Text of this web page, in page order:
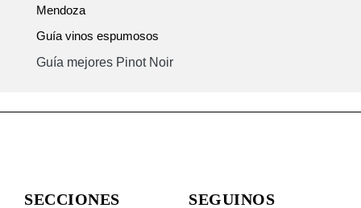
Mendoza
Guía vinos espumosos
Guía mejores Pinot Noir
SECCIONES SEGUINOS